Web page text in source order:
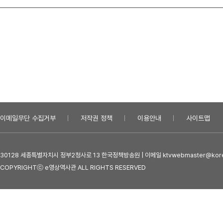
이메일무단 수집거부 저작권 정책 이용안내 사이트맵
30128 세종특별자치시 정부2청사로 13 한국정책방송원 | 이메일
COPYRIGHTⓒ e영상역사관 ALL RIGHTS RESERVED